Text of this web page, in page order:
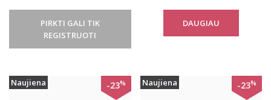
PIRKTI GALI TIK
REGISTRUOTI
DAUGIAU
Naujiena -23% Naujiena -23%